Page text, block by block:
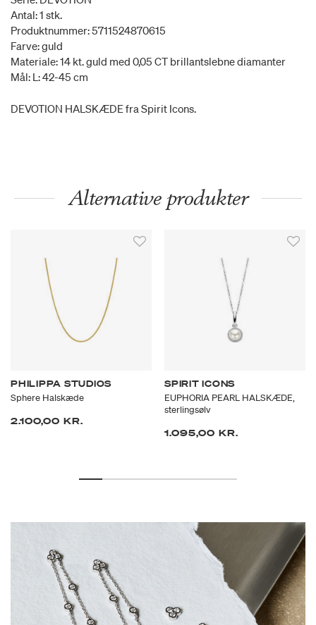
Antal: 1 stk.
Produktnummer: 5711524870615
Farve: guld
Materiale: 14 kt. guld med 0,05 CT brillantslebne diamanter
Mål: L: 42-45 cm
DEVOTION HALSKÆDE fra Spirit Icons.
Alternative produkter
PHILIPPA STUDIOS
Sphere Halskæde
2.100,00 KR.
SPIRIT ICONS
EUPHORIA PEARL HALSKÆDE,
sterlingsølv
1.095,00 KR.